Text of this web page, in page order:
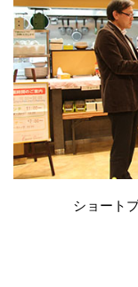
ショート